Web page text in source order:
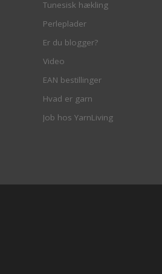
Tunesisk hækling
Perleplader
Er du blogger?
Video
EAN bestillinger
Hvad er garn
Job hos YarnLiving